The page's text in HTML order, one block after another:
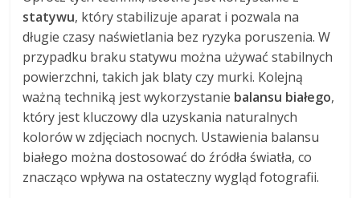
statywu, który stabilizuje aparat i pozwala na
długie czasy naświetlania bez ryzyka poruszenia. W
przypadku braku statywu można używać stabilnych
powierzchni, takich jak blaty czy murki. Kolejną
ważną techniką jest wykorzystanie balansu białego,
który jest kluczowy dla uzyskania naturalnych
kolorów w zdjęciach nocnych. Ustawienia balansu
białego można dostosować do źródła światła, co
znacząco wpływa na ostateczny wygląd fotografii.